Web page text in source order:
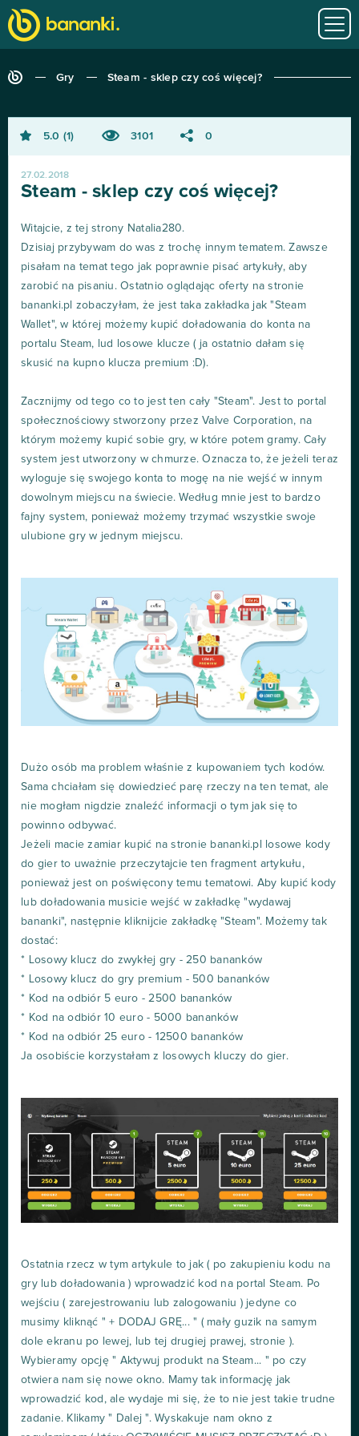
Gry Steam - sklep czy coś więcej?
5.0 1 3101 0
27.02.2018
Steam - sklep czy coś więcej?
Witajcie, z tej strony Natalia280.
Dzisiaj przybywam do was z trochę innym tematem. Zawsze
pisałam na temat tego jak poprawnie pisać artykuły, aby
zarobić na pisaniu. Ostatnio oglądając oferty na stronie
bananki.pl zobaczyłam, że jest taka zakładka jak "Steam
Wallet", w której możemy kupić doładowania do konta na
portalu Steam, lud losowe klucze ( ja ostatnio dałam się
skusić na kupno klucza premium :D).
Zacznijmy od tego co to jest ten cały "Steam". Jest to portal
społecznościowy stworzony przez Valve Corporation, na
którym możemy kupić sobie gry, w które potem gramy. Cały
system jest utworzony w chmurze. Oznacza to, że jeżeli teraz
wyloguje się swojego konta to mogę na nie wejść w innym
dowolnym miejscu na świecie. Według mnie jest to bardzo
fajny system, ponieważ możemy trzymać wszystkie swoje
ulubione gry w jednym miejscu.
Dużo osób ma problem właśnie z kupowaniem tych kodów.
Sama chciałam się dowiedzieć parę rzeczy na ten temat, ale
nie mogłam nigdzie znaleźć informacji o tym jak się to
powinno odbywać.
Jeżeli macie zamiar kupić na stronie bananki.pl losowe kody
do gier to uważnie przeczytajcie ten fragment artykułu,
ponieważ jest on poświęcony temu tematowi. Aby kupić kody
lub doładowania musicie wejść w zakładkę "wydawaj
bananki", następnie kliknijcie zakładkę "Steam". Możemy tak
dostać:
* Losowy klucz do zwykłej gry - 250 bananków
* Losowy klucz do gry premium - 500 bananków
* Kod na odbiór 5 euro - 2500 bananków
* Kod na odbiór 10 euro - 5000 bananków
* Kod na odbiór 25 euro - 12500 bananków
Ja osobiście korzystałam z losowych kluczy do gier.
Ostatnia rzecz w tym artykule to jak ( po zakupieniu kodu na
gry lub doładowania ) wprowadzić kod na portal Steam. Po
wejściu ( zarejestrowaniu lub zalogowaniu ) jedyne co
musimy kliknąć " + DODAJ GRĘ... " ( mały guzik na samym
dole ekranu po lewej, lub tej drugiej prawej, stronie ).
Wybieramy opcję " Aktywuj produkt na Steam... " po czy
otwiera nam się nowe okno. Mamy tak informację jak
wprowadzić kod, ale wydaje mi się, że to nie jest takie trudne
zadanie. Klikamy " Dalej ". Wyskakuje nam okno z